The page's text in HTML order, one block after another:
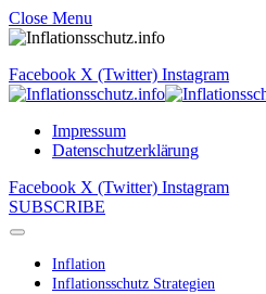
Close Menu
Facebook X (Twitter) Instagram
Impressum
Datenschutzerklärung
Facebook X (Twitter) Instagram
SUBSCRIBE
Inflation
Inflationsschutz Strategien